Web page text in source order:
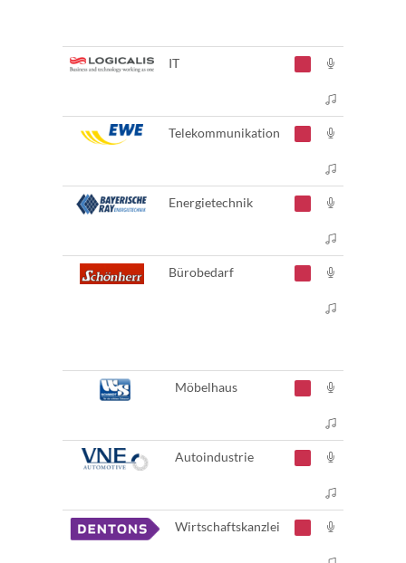
IT
Telekommunikation
Energietechnik
Bürobedarf
Möbelhaus
Autoindustrie
Wirtschaftskanzlei